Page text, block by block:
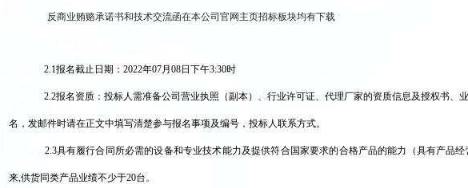
反商业贿赂承诺书和技术交流函在本公司官网主页招标板块均有下载
2.1报名截止日期：2022年07月08日下午3:30时
2.2报名资质：投标人需准备公司营业执照（副本）、行业许可证、代理厂家的资质信息及授权书、
名，发邮件时请在正文中填写清楚参与报名事项及编号，投标人联系方式。
2.3具有履行合同所必需的设备和专业技术能力及提供符合国家要求的合格产品的能力（具有产品
来,供货同类产品业绩不少于20台。